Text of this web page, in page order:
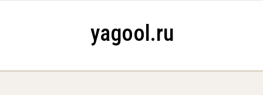
yagool.ru